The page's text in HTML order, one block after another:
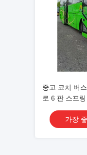
중고 코치 버
로 6 판 스프
운송 에어컨
가장